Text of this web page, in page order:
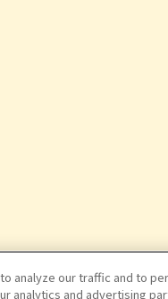
analyze our traffic and to
analytics and advertising